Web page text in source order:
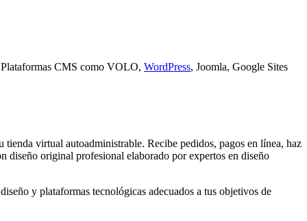
Plataformas CMS como VOLO, WordPress, Joomla, Google Sites
virtual autoadministrable. Recibe pedidos, pagos en línea, haz
diseño original profesional elaborado por expertos en diseño
y plataformas tecnológicas adecuados a tus objetivos de